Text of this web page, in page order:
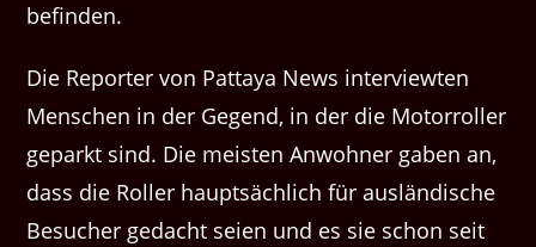
befinden.
Die Reporter von Pattaya News interviewten
Menschen in der Gegend, in der die Motorroller
geparkt sind. Die meisten Anwohner gaben an,
dass die Roller hauptsächlich für ausländische
Besucher gedacht seien und es sie schon seit